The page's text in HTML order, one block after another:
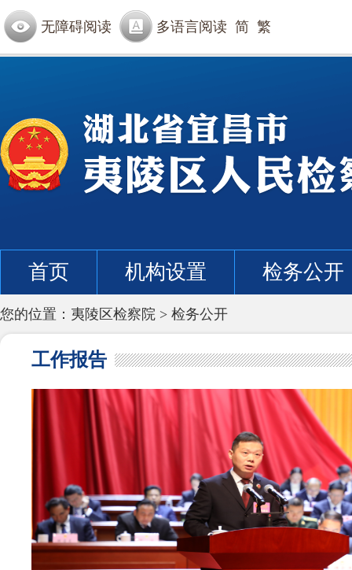
无障碍阅读 多语言阅读 简 繁
首页 机构设置 检务公开
您的位置： 夷陵区检察院 > 检务公开
工作报告